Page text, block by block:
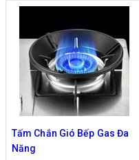
Tấm Chắn Gió Bếp Gas Đa
Năng